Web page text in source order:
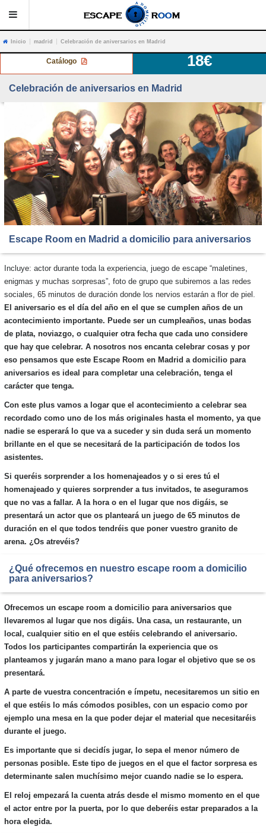
AVERIGUA MÁS
JUEGOS
RESERVA/CONTACTO
Inicio | madrid | Celebración de aniversarios en Madrid
18€
Catálogo
Celebración de aniversarios en Madrid
Escape room a domicilio para aniversarios Madrid
Escape Room en Madrid a domicilio para aniversarios
Incluye: actor durante toda la experiencia, juego de escape “maletines,
enigmas y muchas sorpresas”, foto de grupo que subiremos a las redes
sociales, 65 minutos de duración donde los nervios estarán a flor de piel.
El aniversario es el día del año en el que se cumplen años de un
acontecimiento importante. Puede ser un cumpleaños, unas bodas
de plata, noviazgo, o cualquier otra fecha que cada uno considere
que hay que celebrar. A nosotros nos encanta celebrar cosas y por
eso pensamos que este Escape Room en Madrid a domicilio para
aniversarios es ideal para completar una celebración, tenga el
carácter que tenga.
Con este plus vamos a logar que el acontecimiento a celebrar sea
recordado como uno de los más originales hasta el momento, ya que
nadie se esperará lo que va a suceder y sin duda será un momento
brillante en el que se necesitará de la participación de todos los
asistentes.
Si queréis sorprender a los homenajeados y o si eres tú el
homenajeado y quieres sorprender a tus invitados, te aseguramos
que no vas a fallar. A la hora o en el lugar que nos digáis, se
presentará un actor que os planteará un juego de 65 minutos de
duración en el que todos tendréis que poner vuestro granito de
arena. ¿Os atrevéis?
¿Qué ofrecemos en nuestro escape room a domicilio
para aniversarios?
Ofrecemos un escape room a domicilio para aniversarios que
llevaremos al lugar que nos digáis. Una casa, un restaurante, un
local, cualquier sitio en el que estéis celebrando el aniversario.
Todos los participantes compartirán la experiencia que os
planteamos y jugarán mano a mano para logar el objetivo que se os
presentará.
A parte de vuestra concentración e ímpetu, necesitaremos un sitio en
el que estéis lo más cómodos posibles, con un espacio como por
ejemplo una mesa en la que poder dejar el material que necesitaréis
durante el juego.
Es importante que si decidís jugar, lo sepa el menor número de
personas posible. Este tipo de juegos en el que el factor sorpresa es
determinante salen muchísimo mejor cuando nadie se lo espera.
El reloj empezará la cuenta atrás desde el mismo momento en el que
el actor entre por la puerta, por lo que deberéis estar preparados a la
hora elegida.